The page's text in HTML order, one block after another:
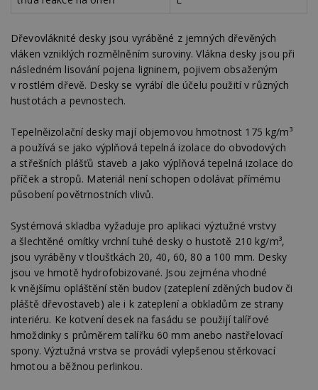
Dřevovláknité desky jsou vyráběné z jemných dřevěných
vláken vzniklých rozmělněním suroviny. Vlákna desky jsou při
následném lisování pojena ligninem, pojivem obsaženým
v rostlém dřevě. Desky se vyrábí dle účelu použití v různých
hustotách a pevnostech.
Tepelněizolační desky mají objemovou hmotnost 175 kg/m³
a používá se jako výplňová tepelná izolace do obvodových
a střešních plášťů staveb a jako výplňová tepelná izolace do
příček a stropů. Materiál není schopen odolávat přímému
působení povětrnostních vlivů.
Systémová skladba vyžaduje pro aplikaci výztužné vrstvy
a šlechtěné omítky vrchní tuhé desky o hustotě 210 kg/m³,
jsou vyráběny v tloušťkách 20, 40, 60, 80 a 100 mm. Desky
jsou ve hmotě hydrofobizované. Jsou zejména vhodné
k vnějšímu opláštění stěn budov (zateplení zděných budov či
pláště dřevostaveb) ale i k zateplení a obkladům ze strany
interiéru. Ke kotvení desek na fasádu se použijí talířové
hmoždinky s průměrem talířku 60 mm anebo nastřelovací
spony. Výztužná vrstva se provádí vylepšenou stěrkovací
hmotou a běžnou perlinkou.